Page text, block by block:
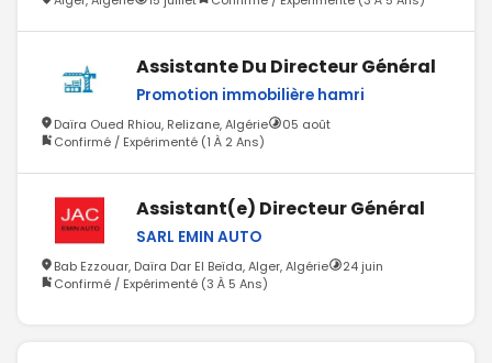
Assistante Du Directeur Général
Promotion immobilière hamri
Daïra Oued Rhiou, Relizane, Algérie
05 août
Confirmé / Expérimenté (1 À 2 Ans)
Assistant(e) Directeur Général
SARL EMIN AUTO
Bab Ezzouar, Daïra Dar El Beïda, Alger, Algérie
24 juin
Confirmé / Expérimenté (3 À 5 Ans)